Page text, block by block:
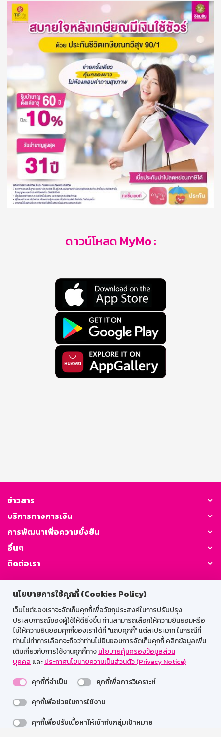
นโยบายการใช้คุกกี้ (Cookies Policy)
เว็บไซต์ของเราจะจัดเก็บคุกกี้เพื่อวัตถุประสงค์ในการปรับปรุง
ประสบการณ์ของผู้ใช้ให้ดียิ่งขึ้น ท่านสามารถเลือกให้ความยินยอมหรือ
ไม่ให้ความยินยอมคุกกี้ของเราได้ที่ "แถบคุกกี้” แต่ละประเภท ในกรณีที่
ท่านไม่ทำการเลือกจะถือว่าท่านไม่ยินยอมการจัดเก็บคุกกี้ คลิกข้อมูลเพิ่ม
เติมเกี่ยวกับการใช้งานคุกกี้ทางนโยบายคุ้มครองข้อมูลส่วน
บุคคล และประกาศนโยบายความเป็นส่วนตัว (Privacy Notice)
คุกกี้ที่จำเป็น
คุกกี้เพื่อการวิเคราะห์
คุกกี้เพื่อช่วยในการใช้งาน
คุกกี้เพื่อปรับเนื้อหาให้เข้ากับกลุ่มเป้าหมาย
ดาวน์โหลด MyMo :
ข่าวสาร
บริการทางการเงิน
การพัฒนาเพื่อความยั่งยืน
อื่นๆ
ติดต่อเรา
GSB Society:
สำหรับพนักงาน
Web HR
GSB Wisdom
M-Search
เข้าสู่ระบบเน็ตเมล
รองรับการใช้งานได้ดีบนเว็บบราวเซอร์